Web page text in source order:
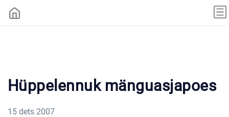
Hüppelennuk mänguasjapoes
15 dets 2007